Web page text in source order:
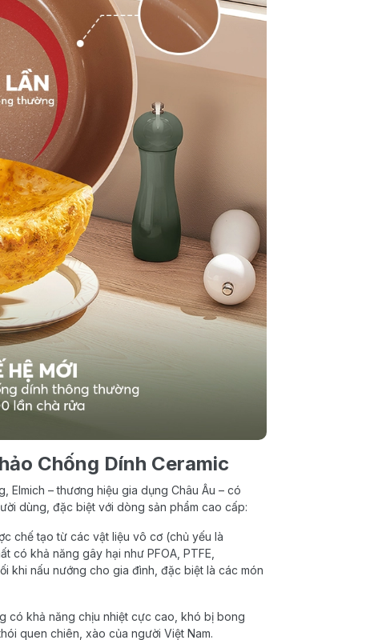
Chống Dính Ceramic
Elmich – thương hiệu gia dụng Châu Âu – có
dùng, đặc biệt với dòng sản phẩm cao cấp:
chế tạo từ các vật liệu vô cơ (chủ yếu là
có khả năng gây hại như PFOA, PTFE,
khi nấu nướng cho gia đình, đặc biệt là các món
có khả năng chịu nhiệt cực cao, khó bị bong
quen chiên, xào của người Việt Nam.